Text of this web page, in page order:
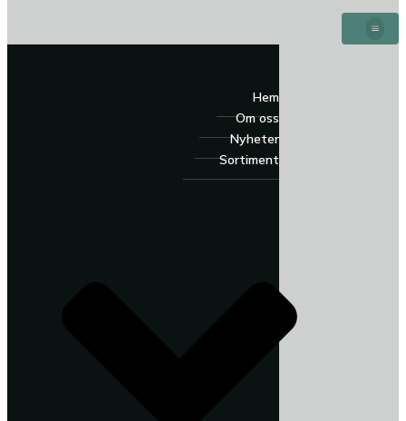
Hem
Om oss
Nyheter
Sortiment